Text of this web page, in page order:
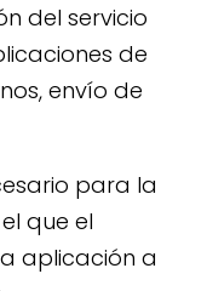
del servicio
de
envío de
para la
que el
aplicación a